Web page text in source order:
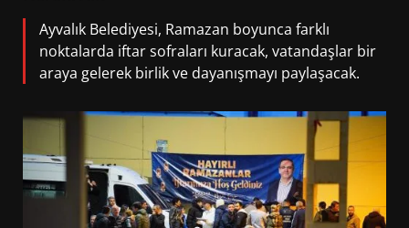
Ayvalık Belediyesi, Ramazan boyunca farklı
noktalarda iftar sofraları kuracak, vatandaşlar bir
araya gelerek birlik ve dayanışmayı paylaşacak.